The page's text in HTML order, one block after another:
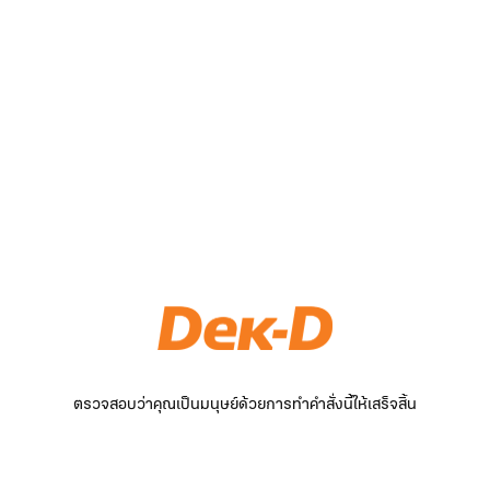
ตรวจสอบว่าคุณเป็นมนุษย์ด้วยการทำคำสั่งนี้ให้เสร็จสิ้น